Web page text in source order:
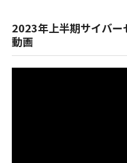
2023年上半期サイバー
動画